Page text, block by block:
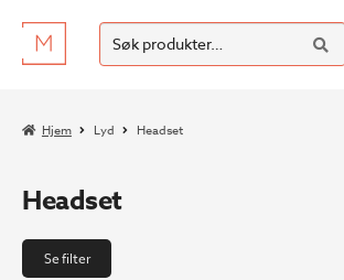
Hopp
til
Hopp
til
Søk
etter:
SØK
Hjem Lyd Headset
Headset
Se filter